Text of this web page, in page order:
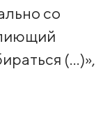
со
(…)»,